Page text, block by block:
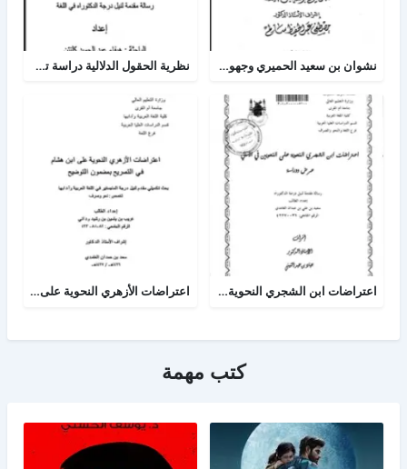
نشوان بن سعيد الحميري وجهوده اللغوية في شمس العلوم نظرية الحقول الدلالية دراسة تطبيقية في المخصص لإبن سيده
اعتراضات ابن الشجري النحوية على النحويين في الامالي عرض ودراسة اعتراضات الأزهري النحوية على ابن هشام في التصريح بمضمون التوضيح
كتب مهمة